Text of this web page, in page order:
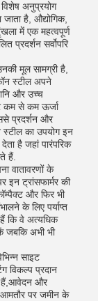
अनुप्रयोग
है, औद्योगिक,
में एक महत्वपूर्ण
प्रदर्शन सर्वोपरि
मूल सामग्री है,
स्टील अपने
और उच्च
कम से कम ऊर्जा
प्रदर्शन और
स्टील का उपयोग इन
है जहां पारंपरिक
हैं.
वातावरणों के
इन ट्रांसफार्मर की
और फिर भी
के लिए पर्याप्त
कि वे अत्यधिक
जबकि अभी भी
साइट
विकल्प प्रदान
हैं,आवेदन और
आमतौर पर जमीन के